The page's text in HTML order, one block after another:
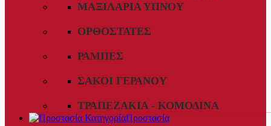
ΜΑΞΙΛΆΡΙΑ ΎΠΝΟΥ
ΟΡΘΟΣΤΆΤΕΣ
ΡΆΜΠΕΣ
ΣΆΚΟΙ ΓΕΡΑΝΟΎ
ΤΡΑΠΕΖΆΚΙΑ - ΚΟΜΟΔΊΝΑ
Προστασία